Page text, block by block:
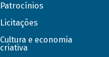
Patrocínios
Licitações
Cultura e economia
criativa